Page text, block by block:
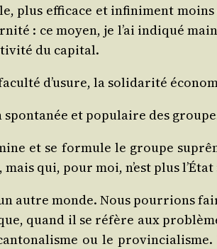
plus effi­cace et infi­ni­ment
: ce moyen, je l’ai indi­qué
du capital.
d’u­sure, la soli­da­ri­té
et popu­laire des
et se for­mule le groupe
qui, pour moi, n’est plus l’État
autre monde. Nous pour­rions
quand il se réfère aux
ou le